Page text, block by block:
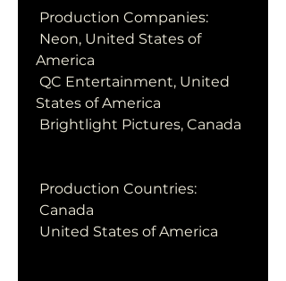
Production Companies:
America
States of America
Brightlight Pictures, Canada
Production Countries:
Canada
United States of America